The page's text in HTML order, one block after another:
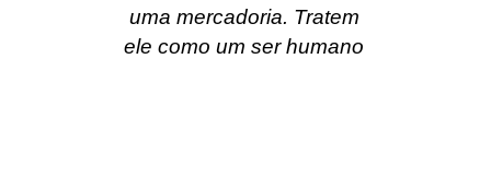
uma mercadoria. Tratem
ele como um ser humano